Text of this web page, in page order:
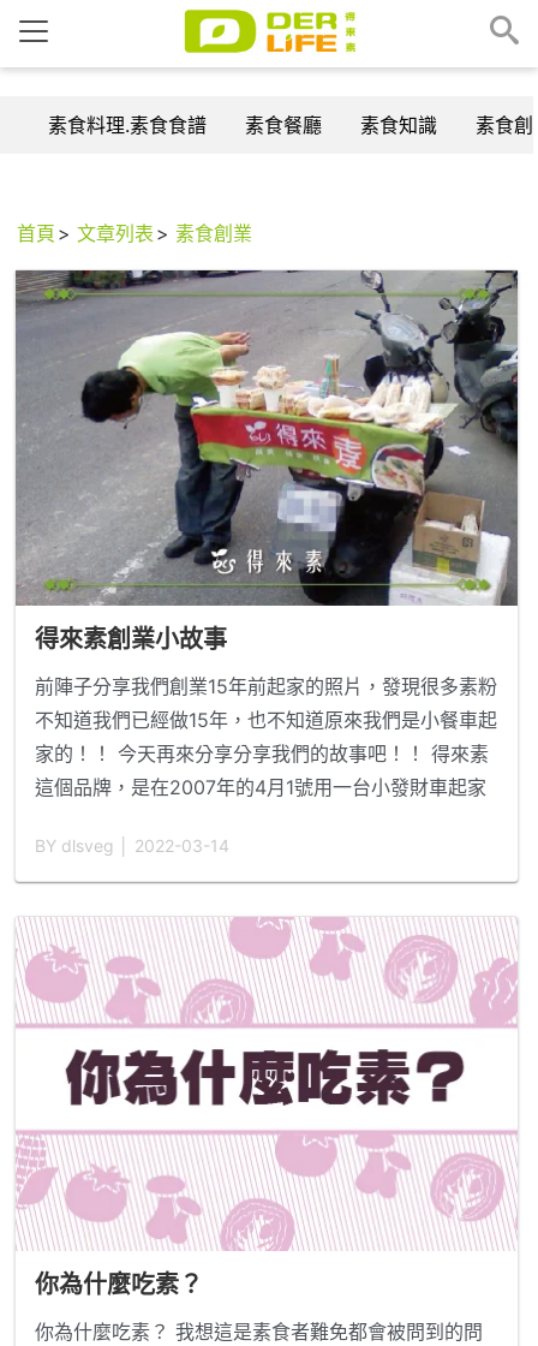
素食料理.素食食譜 素食餐廳 素食知識 素食
首頁 文章列表 素食創業
得來素創業小故事
前陣子分享我們創業15年前起家的照片，發現很多素粉
不知道我們已經做15年，也不知道原來我們是小餐車起
家的！！ 今天再來分享分享我們的故事吧！！ 得來素
這個品牌，是在2007年的4月1號用一台小發財車起家
素，一次出去買早餐的時候發現，想買個素食早餐居然
找不到，這對當時沒有吃素的我們來說買早餐本來是走
出巷口就可以完成的事居然變成那麼困難，這才讓我們
有想做素食早餐這樣的起心動念，開始了我們的創業歷
程。 15年前的素食沒有像現在這麼普及，吃素的人有
都是中高...閱讀更多
BY dlsveg │ 2022-03-14
你為什麼吃素？
你為什麼吃素？ 我想這是素食者難免都會被問到的問